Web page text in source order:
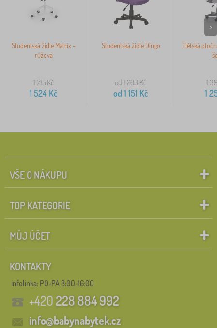
Studentská židle Matrix -
růžová
1 715Kč
1 524 Kč
Studentská židle Dingo
od 1 283Kč
od 1 151 Kč
Dětská
1
1
>
VŠE O NÁKUPU
TOP KATEGORIE
MŮJ ÚČET
KONTAKTY
infolinka: PO-PÁ 8:00-16:00
+420228 884 992
info@babynabytek.cz